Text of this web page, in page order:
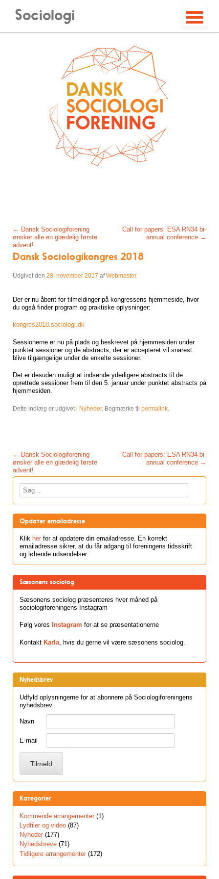
Sociologi
Post navigation
Call for papers: ESA RN34 bi-
annual conference →
← Dansk Sociologiforening
ønsker alle en glædelig første
advent!
Dansk Sociologikongres 2018
Udgivet den 28. november 2017 afWebmaster
Der er nu åbent for tilmeldinger på kongressens hjemmeside, hvor
du også finder program og praktiske oplysninger:
kongres2018.sociologi.dk
Sessionerne er nu på plads og beskrevet på hjemmesiden under
punktet sessioner og de abstracts, der er accepteret vil snarest
blive tilgængelige under de enkelte sessioner.
Det er desuden muligt at indsende yderligere abstracts til de
oprettede sessioner frem til den 5. januar under punktet abstracts på
hjemmesiden.
Dette indlæg er udgivet i Nyheder. Bogmærke til permalink
Post navigation
Call for papers: ESA RN34 bi-
annual conference →
← Dansk Sociologiforening
ønsker alle en glædelig første
advent!
Søg
Opdater emailadresse
Klik her for at opdatere din emailadresse. En korrekt
emailadresse sikrer, at du får adgang til foreningens tidsskrift
og løbende udsendelser.
Sæsonens sociolog
Sæsonens sociolog præsenteres hver måned på
sociologiforeningens Instagram
Følg vores Instagram for at se præsentationerne
Kontakt Karla , hvis du gerne vil være sæsonens sociolog.
Nyhedsbrev
Udfyld oplysningerne for at abonnere på Sociologiforeningens
nyhedsbrev
Navn
E-mail
Kategorier
Kommende arrangementer (1)
Lydfiler og video (87)
Nyheder (177)
Nyhedsbreve (71)
Tidligere arrangementer (172)